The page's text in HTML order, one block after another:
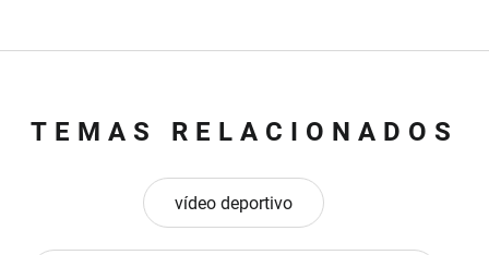
TEMAS RELACIONADOS
vídeo deportivo